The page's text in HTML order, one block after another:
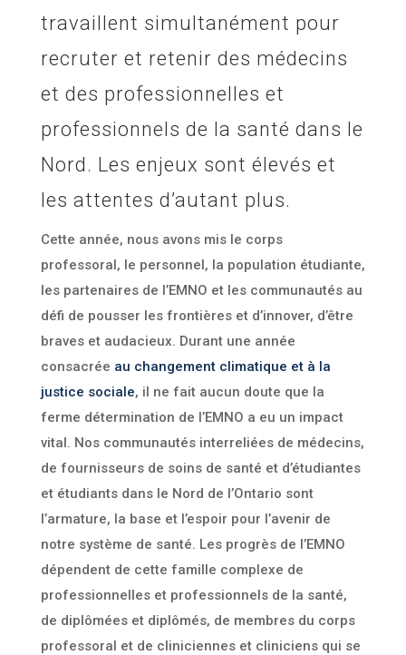
travaillent simultanément pour
recruter et retenir des médecins
et des professionnelles et
professionnels de la santé dans le
Nord. Les enjeux sont élevés et
les attentes d’autant plus.
Cette année, nous avons mis le corps
professoral, le personnel, la population étudiante,
les partenaires de l’EMNO et les communautés au
défi de pousser les frontières et d’innover, d’être
braves et audacieux. Durant une année
consacrée au changement climatique et à la
justice sociale, il ne fait aucun doute que la
ferme détermination de l’EMNO a eu un impact
vital. Nos communautés interreliées de médecins,
de fournisseurs de soins de santé et d’étudiantes
et étudiants dans le Nord de l’Ontario sont
l’armature, la base et l’espoir pour l’avenir de
notre système de santé. Les progrès de l’EMNO
dépendent de cette famille complexe de
professionnelles et professionnels de la santé,
de diplômées et diplômés, de membres du corps
professoral et de cliniciennes et cliniciens qui se